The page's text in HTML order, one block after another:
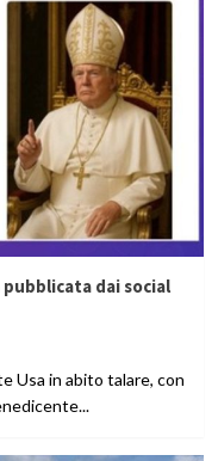
dai social
Usa in abito talare, con